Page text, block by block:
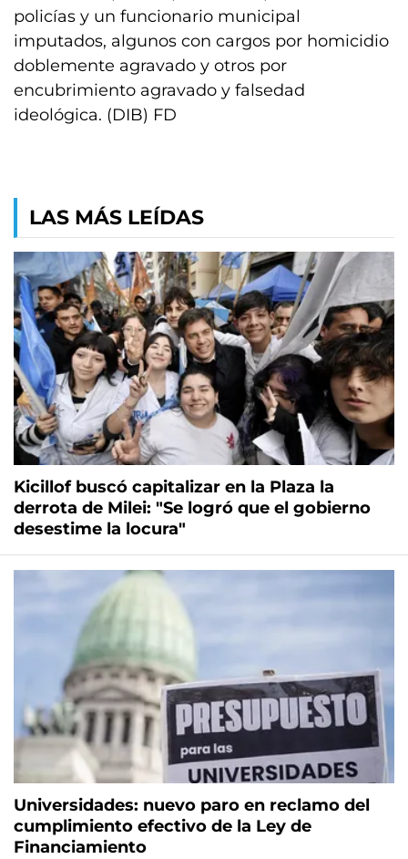
policías y un funcionario municipal
imputados, algunos con cargos por homicidio
doblemente agravado y otros por
encubrimiento agravado y falsedad
ideológica. (DIB) FD
LAS MÁS LEÍDAS
Kicillof buscó capitalizar en la Plaza la
derrota de Milei: "Se logró que el gobierno
desestime la locura"
Universidades: nuevo paro en reclamo del
cumplimiento efectivo de la Ley de
Financiamiento